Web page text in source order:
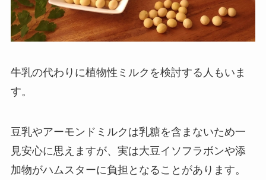
牛乳の代わりに植物性ミルクを検討する人もいま
す。
豆乳やアーモンドミルクは乳糖を含まないため一
見安心に思えますが、実は大豆イソフラボンや添
加物がハムスターに負担となることがあります。